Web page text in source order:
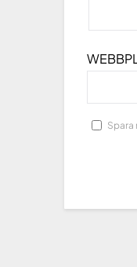
Spara